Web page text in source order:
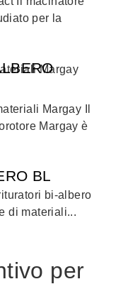
per la
Margay Il
Margay è
BL
bi-albero
di materiali...
per